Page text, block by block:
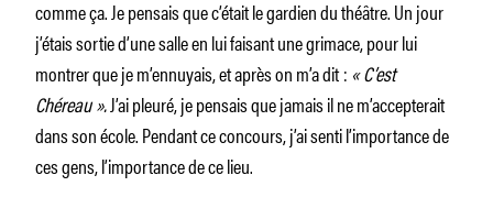
comme ça. Je pensais que c’était le gardien du théâtre. Un jour
j’étais sortie d’une salle en lui faisant une grimace, pour lui
montrer que je m’ennuyais, et après on m’a dit : « C’est
Chéreau ».J’ai pleuré, je pensais que jamais il ne m’accepterait
dans son école. Pendant ce concours, j’ai senti l’importance de
ces gens, l’importance de ce lieu.